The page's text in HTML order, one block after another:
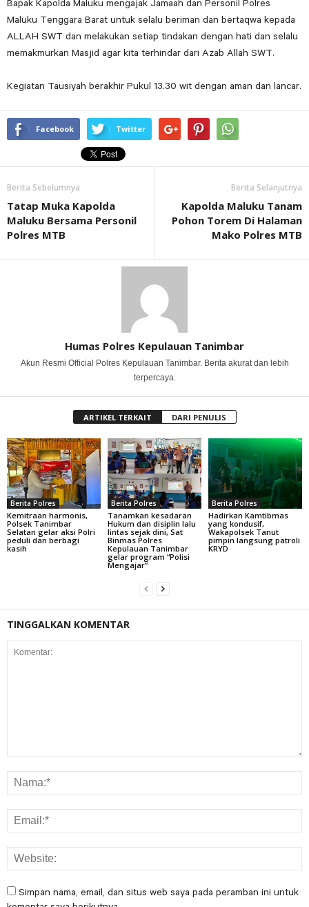
Bapak Kapolda Maluku mengajak Jamaah dan Personil Polres
Maluku Tenggara Barat untuk selalu beriman dan bertaqwa kepada
ALLAH SWT dan melakukan setiap tindakan dengan hati dan selalu
memakmurkan Masjid agar kita terhindar dari Azab Allah SWT.
Kegiatan Tausiyah berakhir Pukul 13.30 wit dengan aman dan lancar.
Facebook Twitter
Berita Sebelumnya
Tatap Muka Kapolda
Maluku Bersama Personil
Polres MTB
Berita Selanjutnya
Kapolda Maluku Tanam
Pohon Torem Di Halaman
Mako Polres MTB
Humas Polres Kepulauan Tanimbar
Akun Resmi Official Polres Kepulauan Tanimbar. Berita akurat dan lebih
terpercaya.
ARTIKEL TERKAIT DARI PENULIS
Berita Polres
Kemitraan harmonis,
Polsek Tanimbar
Selatan gelar aksi Polri
peduli dan berbagi
kasih
Berita Polres
Tanamkan kesadaran
Hukum dan disiplin lalu
lintas sejak dini, Sat
Binmas Polres
Kepulauan Tanimbar
gelar program “Polisi
Mengajar”
Berita Polres
Hadirkan Kamtibmas
yang kondusif,
Wakapolsek Tanut
pimpin langsung patroli
KRYD
TINGGALKAN KOMENTAR
Simpan nama, email, dan situs web saya pada peramban ini untuk